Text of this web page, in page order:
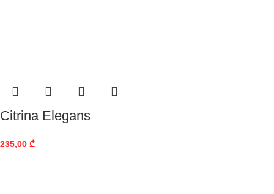
Citrina Elegans
235,00 ₾